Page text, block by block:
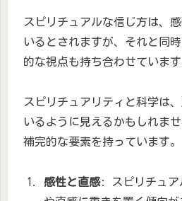
スピリチュアルな信じ方は、
いるとされますが、それと同
的な視点も持ち合わせています
スピリチュアリティと科学は
いるように見えるかもしれま
補完的な要素を持っています。
感性と直感: スピリチュア